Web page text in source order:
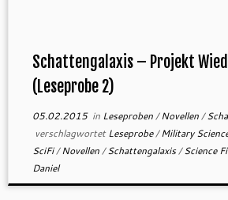
Schattengalaxis – Projekt
(Leseprobe 2)
05.02.2015in Leseproben/Novellen/
verschlagwortetLeseprobe/Military
SciFi/Novellen/Schattengalaxis/Science
Daniel